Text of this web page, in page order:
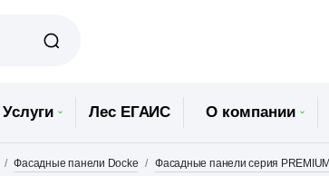
Услуги Лес ЕГАИС О компании
Фасадные панели Docke Фасадные панели серия PREMIUM